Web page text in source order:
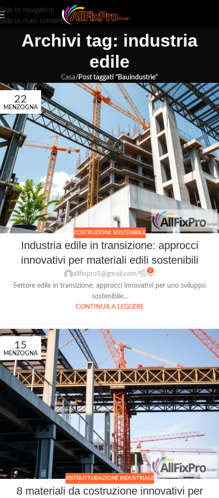
Skip to navigation
Skip to main content
Archivi tag: industria
edile
Casa/ Post taggati "Bauindustrie"
22
MENZOGNA
COSTRUZIONE SOSTENIBILE
Industria edile in transizione: approcci
innovativi per materiali edili sostenibili
allfixpro1@gmail.com
0
Settore edile in transizione: approcci innovativi per uno sviluppo
sostenibile...
CONTINUA A LEGGERE
15
MENZOGNA
RISTRUTTURAZIONE INDUSTRIALE
8 materiali da costruzione innovativi per